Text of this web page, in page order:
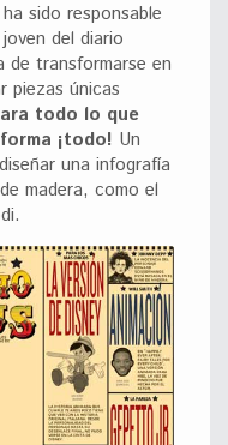
sido responsable
del diario
de transformarse en
piezas únicas
todo lo que
¡todo! Un
una infografía
madera, como el